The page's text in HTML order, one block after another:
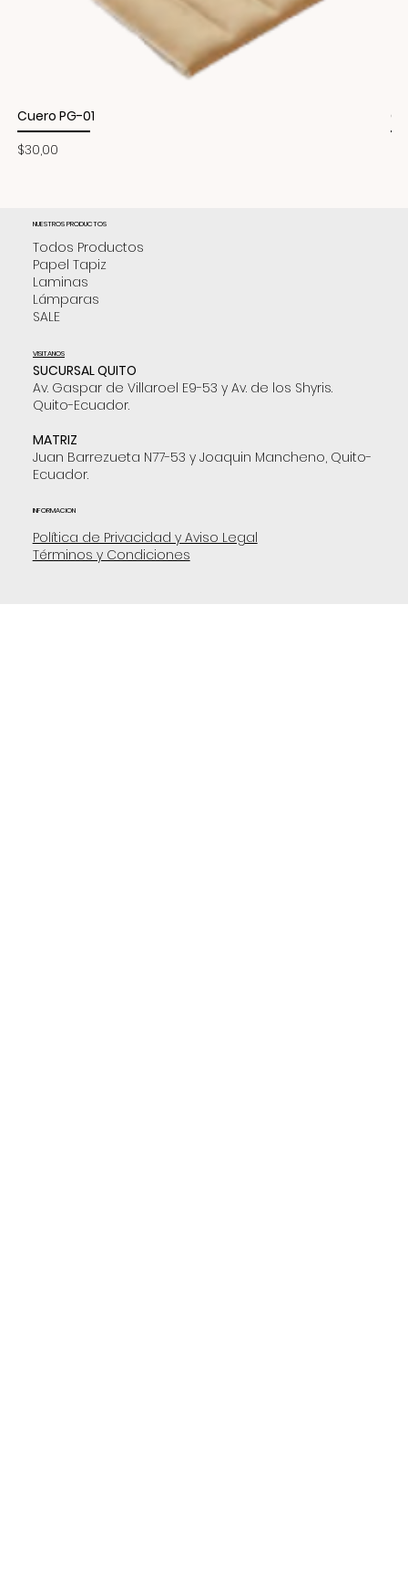
Cuero PG-01
Precio
$30,00
NUESTROS PRODUCTOS
Todos Productos
Papel Tapiz
Laminas
Lámparas
SALE
VISITANOS
SUCURSAL QUITO
Av. Gaspar de Villaroel E9-53 y Av. de los Shyris.
Quito-Ecuador.
MATRIZ
Juan Barrezueta N77-53 y Joaquin Mancheno, Quito-
Ecuador.
INFORMACION
Política de Privacidad y Aviso Legal
Términos y Condiciones